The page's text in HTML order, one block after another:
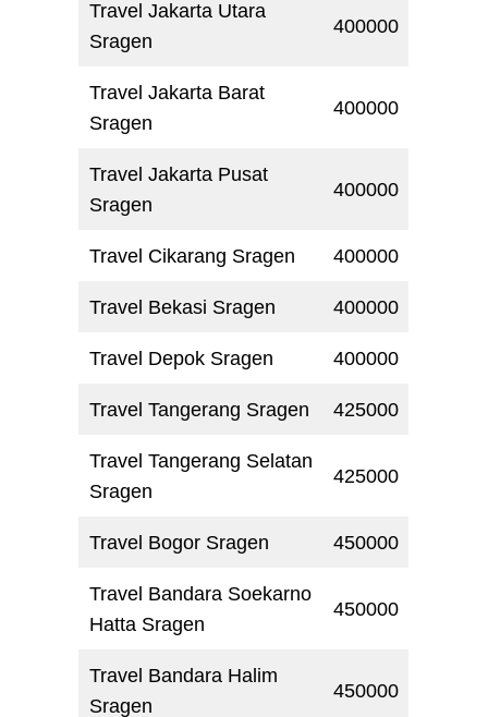
Travel Jakarta Utara
Sragen
400000
Travel Jakarta Barat
Sragen
400000
Travel Jakarta Pusat
Sragen
400000
Travel Cikarang Sragen 400000
Travel Bekasi Sragen 400000
Travel Depok Sragen 400000
Travel Tangerang Sragen 425000
Travel Tangerang Selatan
Sragen
425000
Travel Bogor Sragen 450000
Travel Bandara Soekarno
Hatta Sragen
450000
Travel Bandara Halim
Sragen
450000